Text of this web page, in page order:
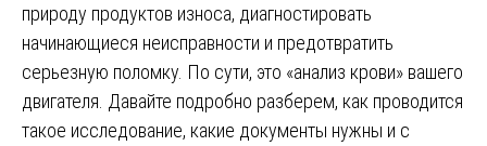
природу продуктов износа, диагностировать
начинающиеся неисправности и предотвратить
серьезную поломку. По сути, это «анализ крови» вашего
двигателя. Давайте подробно разберем, как проводится
такое исследование, какие документы нужны и с